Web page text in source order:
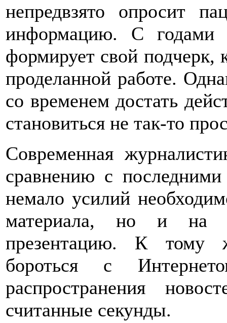
непредвзято опросит
информацию. С годами
формирует свой подчерк,
проделанной работе.
со временем достать
становиться не так-то
Современная
сравнению с
немало усилий
материала, но и на
презентацию. К тому
бороться с
распространения
считанные секунды.